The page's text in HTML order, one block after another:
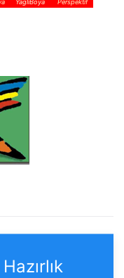
YagliBoya Perspektif